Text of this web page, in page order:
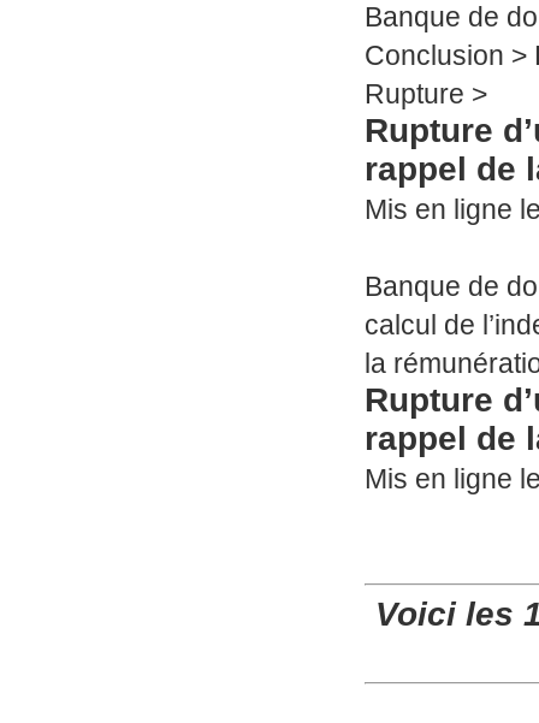
Banque de
Conclusion >
Rupture >
Rupture
rappel de
Mis en ligne
Banque de
calcul de
la
Rupture
rappel de
Mis en ligne
Voici les